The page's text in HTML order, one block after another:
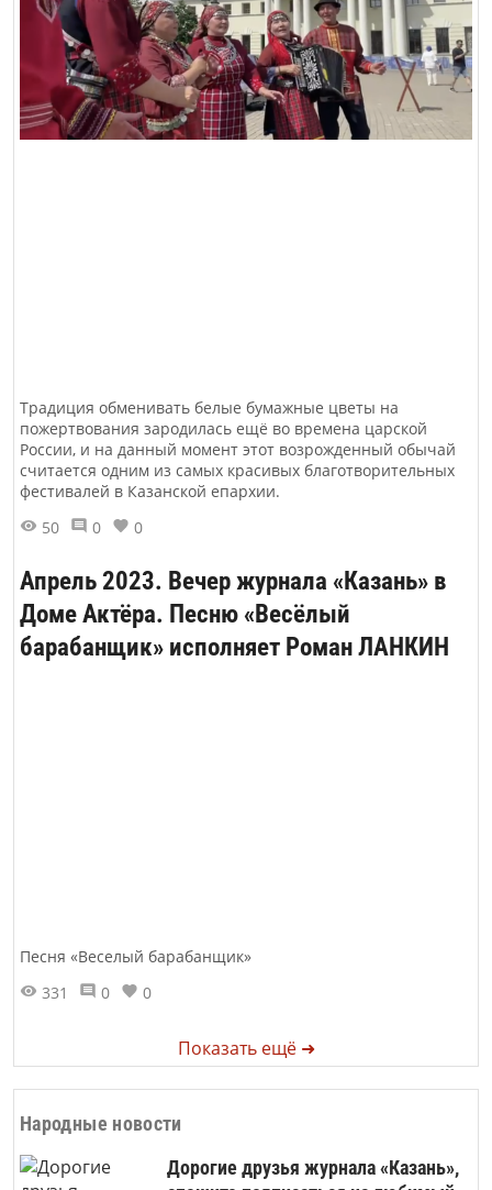
Традиция обменивать белые бумажные цветы на
пожертвования зародилась ещё во времена царской
России, и на данный момент этот возрожденный обычай
считается одним из самых красивых благотворительных
фестивалей в Казанской епархии.
50
0 0
Апрель 2023. Вечер журнала «Казань» в
Доме Актёра. Песню «Весёлый
барабанщик» исполняет Роман ЛАНКИН
Песня «Веселый барабанщик»
331
0 0
Показать ещё ➜
Народные новости
Дорогие друзья журнала «Казань»,